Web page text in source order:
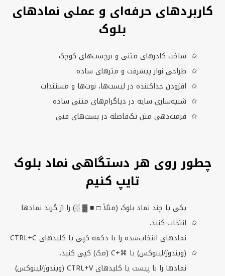
کاربردهای حرفه‌ای و عملی نمادهای
بلوک
ساخت کادرهای متنی و برچسب‌های کوچک
طراحی نوار پیشرفت و مترهای ساده
افزودن جداکننده در لیست‌ها، نوت‌ها و مستندات
شبیه‌سازی سایه در دیاگرام‌های متنی ساده
فرمت‌دهی متن تک‌فاصله در پست‌های فنی
چطور روی هر دستگاهی نماد بلوک
تایپ کنیم
یکی یا چند نماد بلوک (مثلاً □ ■ ▓ ░) را از گرید نمادها
انتخاب کنید.
نمادهای انتخاب‌شده را با دکمه کپی یا کلیدهای CTRL+C
(ویندوز/لینوکس) یا ⌘+C (مک) کپی کنید.
نمادها را با پیست یا کلیدهایCTRL+V (ویندوز/لینوکس)